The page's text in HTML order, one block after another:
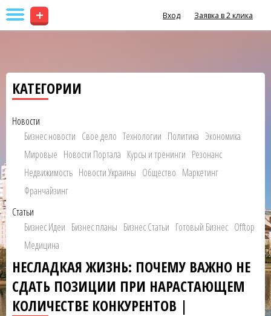
+ Вход Заявка в 2 клика
КАТЕГОРИИ
Новости
Бизнес новости Свое дело Технологии Политика Экономика
Мировые Новости Портала Курсы и тренинги Резонанс
Недвижимость Новости Украины Общество Маркетинг
Франчайзинг
Статьи
Бизнес Идеи Бизнес планы Бизнес Статьи Готовый Бизнес Offtop
Медицина
НЕСЛАДКАЯ ЖИЗНЬ: ПОЧЕМУ ВАЖНО НЕ
СДАТЬ ПОЗИЦИИ ПРИ НАРАСТАЮЩЕМ
КОЛИЧЕСТВЕ КОНКУРЕНТОВ |